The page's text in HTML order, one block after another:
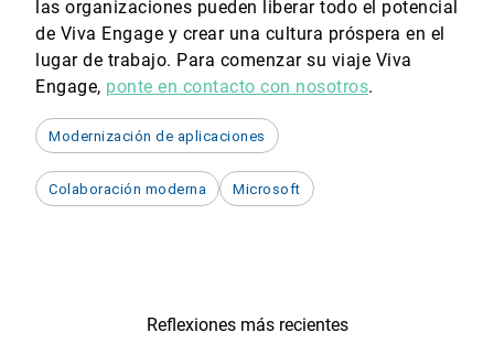
las organizaciones pueden liberar todo el potencial
de Viva Engage y crear una cultura próspera en el
lugar de trabajo. Para comenzar su viaje Viva
Engage, ponte en contacto con nosotros.
Modernización de aplicaciones
Colaboración moderna Microsoft
Reflexiones más recientes